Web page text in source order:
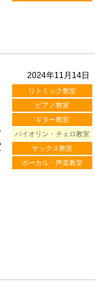
2024年11月14日
リトミック教室
ピアノ教室
ギター教室
バイオリン・チェロ教室
サックス教室
ボーカル・声楽教室